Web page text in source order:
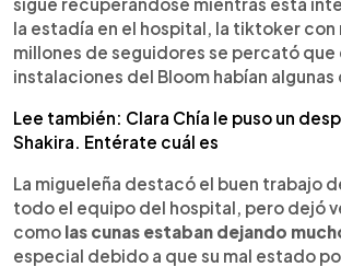
la estadía en el hospital, la tiktoker con
millones de seguidores se percató que
instalaciones del Bloom habían algunas
Lee también: Clara Chía le puso un
Shakira. Entérate cuál es
La migueleña destacó el buen trabajo
todo el equipo del hospital, pero dejó
como las cunas estaban dejando
especial debido a que su mal estado